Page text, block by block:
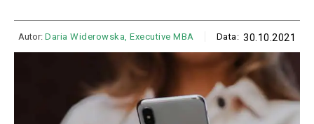
Autor: Daria Widerowska, Executive MBA Data: 30.10.2021